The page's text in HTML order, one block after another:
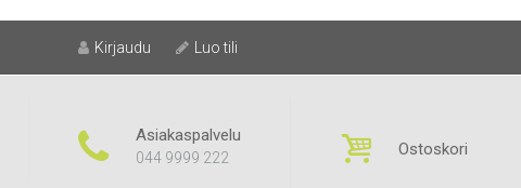
Kirjaudu Luo tili
Asiakaspalvelu
044 9999 222 Ostoskori